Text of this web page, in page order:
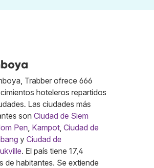
Trabber ofrece 666
hoteleros repartidos
Las ciudades más
son Ciudad de Siem
Pen, Kampot, Ciudad de
y Ciudad de
. El país tiene 17,4
de habitantes. Se extiende